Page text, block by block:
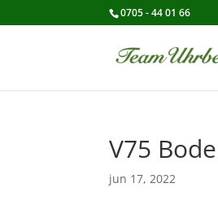
0705 - 44 01 66
V75
jun 17, 2022